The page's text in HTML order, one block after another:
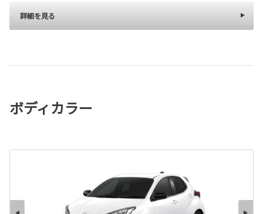
詳細を見る
ボディカラー